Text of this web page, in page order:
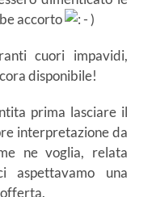
accorto
cuori impavidi,
disponibile!
prima lasciare il
interpretazione da
ne voglia, relata
una